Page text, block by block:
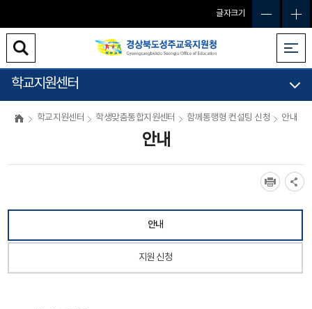
글자크기
학교지원센터
학교지원센터 학생맞춤통합지원센터 함께통행형 컨설팅 신청 안내
안내
안내
지원 신청